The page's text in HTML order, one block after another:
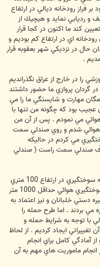
فراز رودخانه ديالي در ارتفاع
و رديابي نمايد و هيچيك از
كند ما اكنون در كجا قرار
اي در ارتفاع كم بوديم و
حال در نزديكي شهر بعقوبه قرار
.
را در خارج از عراق نگذرانديم
گردان پروازي ما حضور داشتند
مهارت و شايستگي ما را مي
بود كه چگونه من تنها با
هوائي مي نمودم . پس از آن من
هوائي شدم و روي صندلي سمت
و سوختگيري مي كردم در حاليكه
صندلي سمت راست ( صندلي
در ضمن ما دور از چشم اساتيد روس اقدام به سوختگيري در ارتفاع 100 متري
مي نموديم در حاليكه محدوديت ارتفاع در سوختگيري هوائي حداقل 1000 متر
دستي خلبانان و نيز اعتماد به
مي بردند . اما طرح حمله را
با توجه به شرايط حمله و
ايجاد كرديم . از لحاظ
آمادگي كامل براي انجام
انجام ماموريت هاي مهم به آن